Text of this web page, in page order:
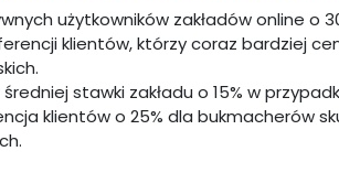
użytkowników zakładów online o
klientów, którzy coraz bardziej
średniej stawki zakładu o 15% w
klientów o 25% dla bukmacherów